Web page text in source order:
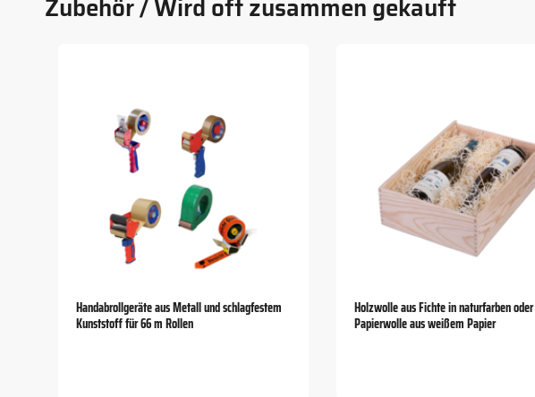
Zubehör / Wird oft zusammen gekauft
Handabrollgeräte aus Metall und schlagfestem
Kunststoff für 66 m Rollen
Holzwolle aus Fichte in naturfarben oder
Papierwolle aus weißem Papier